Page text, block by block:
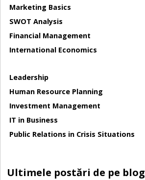
Marketing Basics
SWOT Analysis
Financial Management
International Economics
Leadership
Human Resource Planning
Investment Management
IT in Business
Public Relations in Crisis Situations
Ultimele postări de pe blog